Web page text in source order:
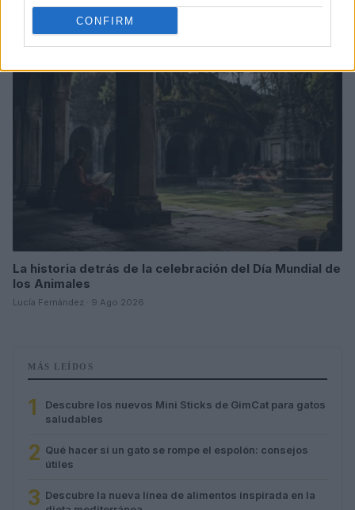
CONFIRM
Andrés Rodríguez · 9 Ago 2026
OTROS ANIMALES
La historia detrás de la celebración del Día Mundial de
los Animales
Lucía Fernández · 9 Ago 2026
MÁS LEÍDOS
1
Descubre los nuevos Mini Sticks de GimCat para gatos
saludables
2 Qué hacer si un gato se rompe el espolón: consejos
útiles
3 Descubre la nueva línea de alimentos inspirada en la